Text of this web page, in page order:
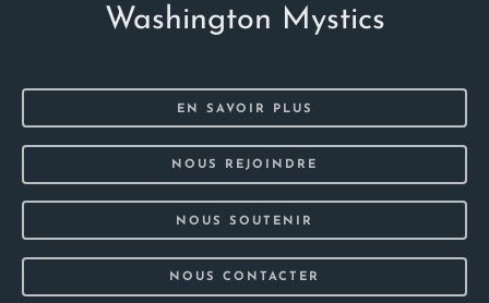
Washington Mystics
EN SAVOIR PLUS
NOUS REJOINDRE
NOUS SOUTENIR
NOUS CONTACTER